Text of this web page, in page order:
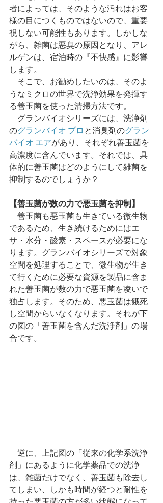
者によっては、そのような汚れはお客
様の目につくものではないので、重要
視しない可能性もあります。しかしな
がら、雑菌は悪臭の原因となり、アレ
ルゲンは、宿泊時の『不快感』に影響
します。
そこで、お勧めしたいのは、そのよ
うなミクロの世界で洗浄効果を発揮す
る善玉菌を使った清掃方法です。
グランバイオシリーズには、洗浄剤
のグランバイオ プロ と消臭剤のグラン
バイオ エアがあり、それぞれ善玉菌を
高濃度に含んでいます。それでは、具
体的に善玉菌はどのようにして雑菌を
抑制するのでしょうか？
【善玉菌が数の力で悪玉菌を抑制】
善玉菌も悪玉菌も生きている微生物
であるため、生き続けるためにはエ
サ・水分・酸素・スペースが必要にな
ります。グランバイオシリーズで対象
空間を処理することで、微生物が生き
て行くために必要な資源を製品に含ま
れた善玉菌が数の力で悪玉菌を凌いで
独占します。そのため、悪玉菌は餓死
し空間からいなくなります。それが下
の図の「善玉菌を含んだ洗浄剤」の場
合です。
逆に、上記図の「従来の化学系洗浄
剤」にあるように化学薬品での洗浄
は、雑菌だけでなく、善玉菌も除去し
てしまい、しかも時間が経つと耐性を